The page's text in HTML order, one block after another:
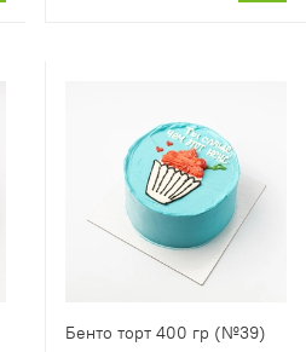
Бенто торт 400 гр (№39)